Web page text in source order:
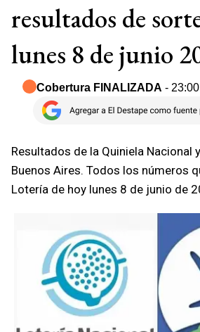
resultados de
lunes 8 de junio
Cobertura FINALIZADA -
Resultados de la Quiniela Nacional
Buenos Aires. Todos los números
Lotería de hoy lunes 8 de junio de